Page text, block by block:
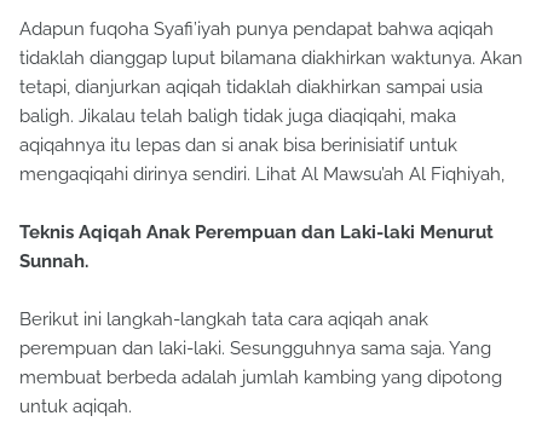
Adapun fuqoha Syafi’iyah punya pendapat bahwa aqiqah
tidaklah dianggap luput bilamana diakhirkan waktunya. Akan
tetapi, dianjurkan aqiqah tidaklah diakhirkan sampai usia
baligh. Jikalau telah baligh tidak juga diaqiqahi, maka
aqiqahnya itu lepas dan si anak bisa berinisiatif untuk
mengaqiqahi dirinya sendiri. Lihat Al Mawsu’ah Al Fiqhiyah,
Teknis Aqiqah Anak Perempuan dan Laki-laki Menurut
Sunnah.
Berikut ini langkah-langkah tata cara aqiqah anak
perempuan dan laki-laki. Sesungguhnya sama saja. Yang
membuat berbeda adalah jumlah kambing yang dipotong
untuk aqiqah.